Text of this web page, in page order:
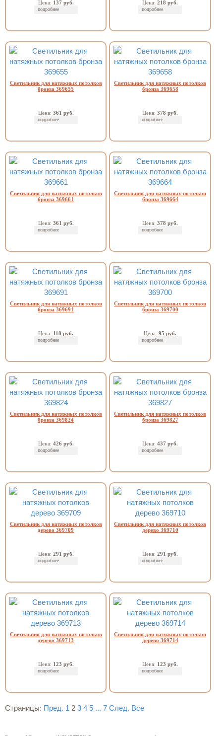
Цена: 137 руб.
подробнее
Цена:218 руб.
подробнее
Светильник для натяжных потолков
бронза 369655
Цена: 361 руб.
подробнее
Светильник для натяжных потолков
бронза 369658
Цена:378 руб.
подробнее
Светильник для натяжных потолков
бронза 369661
Цена: 361 руб.
подробнее
Светильник для натяжных потолков
бронза 369664
Цена:378 руб.
подробнее
Светильник для натяжных потолков
бронза 369691
Цена: 118 руб.
подробнее
Светильник для натяжных потолков
бронза 369700
Цена:95 руб.
подробнее
Светильник для натяжных потолков
бронза 369824
Цена: 426 руб.
подробнее
Светильник для натяжных потолков
бронза 369827
Цена:437 руб.
подробнее
Светильник для натяжных потолков
дерево 369709
Цена: 291 руб.
подробнее
Светильник для натяжных потолков
дерево 369710
Цена:291 руб.
подробнее
Светильник для натяжных потолков
дерево 369713
Цена: 123 руб.
подробнее
Светильник для натяжных потолков
дерево 369714
Цена: 123 руб.
подробнее
Страницы: Пред. 1 2 3 4 5 ... 7 След. Все